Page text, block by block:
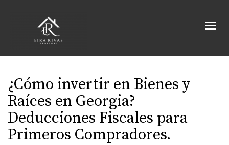
¿Cómo invertir en Bienes y
Raíces en Georgia?
Deducciones Fiscales para
Primeros Compradores.